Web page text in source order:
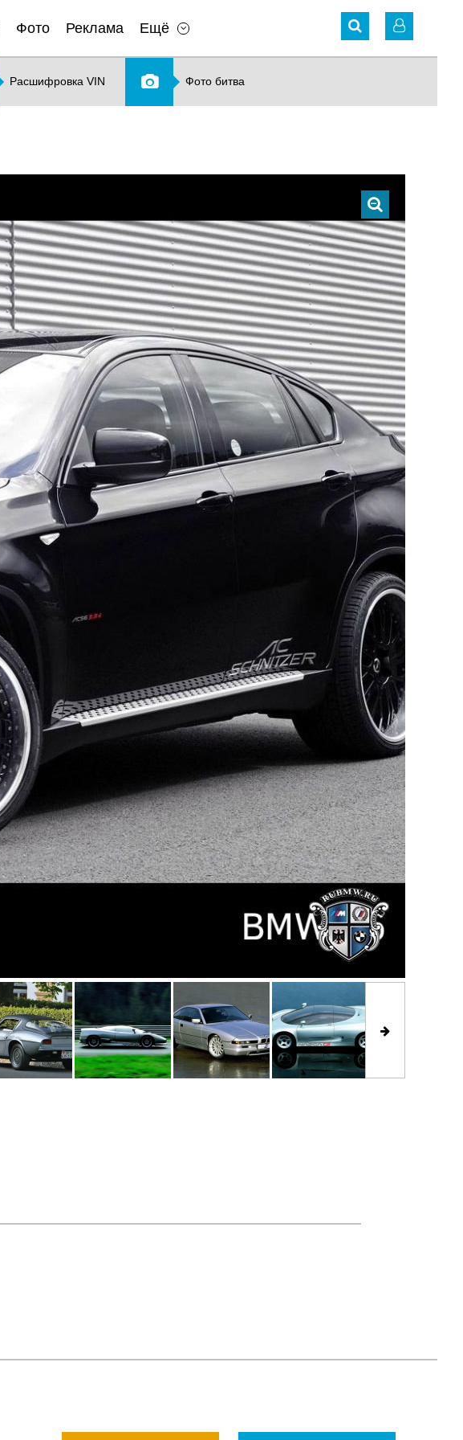
Фото Реклама Ещё
Расшифровка VIN Фото битва